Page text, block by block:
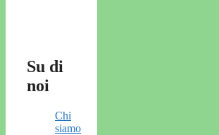
Su di
noi
Chi
siamo